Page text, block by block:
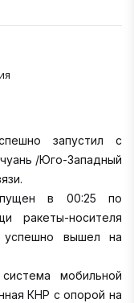
запустил с
/Юго-Западный
в 00:25 по
ракеты-носителя
успешно вышел на
мобильной
КНР с опорой на